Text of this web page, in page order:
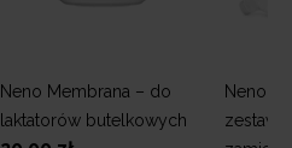
Neno Membrana – do
laktatorów butelkowych
Neno
zestaw